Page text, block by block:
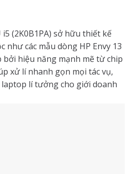
i5 (2K0B1PA) sở hữu thiết kế
như các mẫu dòng HP Envy 13
hiệu năng mạnh mẽ từ chip
xử lí nhanh gọn mọi tác vụ,
laptop lí tưởng cho giới doanh